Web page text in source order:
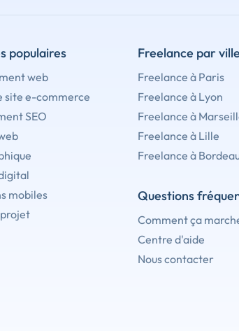
populaires
web
site e-commerce
SEO
mobiles
Freelance par
Freelance à Paris
Freelance à Lyon
Freelance à
Freelance à Lille
Freelance à
Questions
Comment ça
Centre d'aide
Nous contacter